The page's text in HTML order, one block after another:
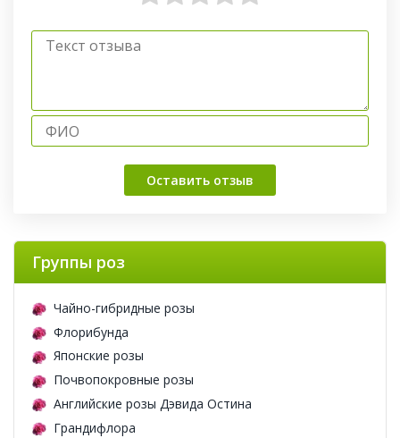
Оставить отзыв
Группы роз
Чайно-гибридные розы
Флорибунда
Японские розы
Почвопокровные розы
Английские розы Дэвида Остина
Грандифлора